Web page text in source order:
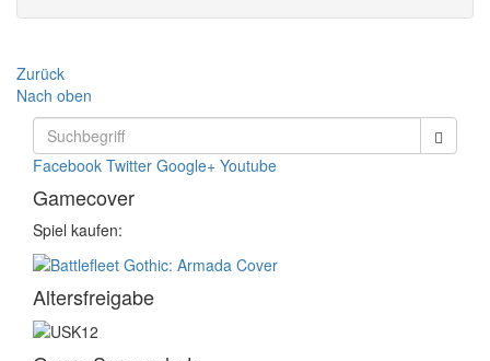
Zurück
Nach oben
Facebook Twitter Google+ Youtube
Gamecover
Spiel kaufen:
Altersfreigabe